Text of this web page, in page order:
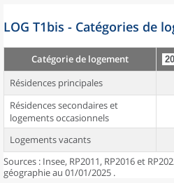
LOG T1bis - Catégories de
Catégorie de logement
Résidences principales
Résidences secondaires et
logements occasionnels
Logements vacants
Sources : Insee, RP2011, RP2016 et
géographie au 01/01/2025 .